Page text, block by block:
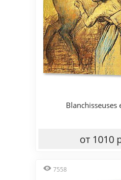
Blanchisseuses
от 1010
7558